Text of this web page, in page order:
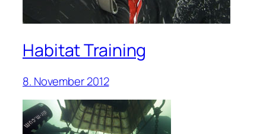
Habitat Training
8. November 2012